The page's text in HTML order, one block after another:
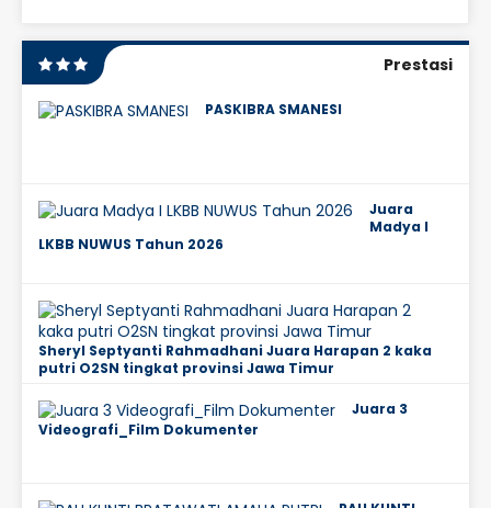
Prestasi
PASKIBRA SMANESI
Juara
Madya I
LKBB NUWUS Tahun 2026
Sheryl Septyanti Rahmadhani Juara Harapan 2 kaka
putri O2SN tingkat provinsi Jawa Timur
Juara 3
Videografi_Film Dokumenter